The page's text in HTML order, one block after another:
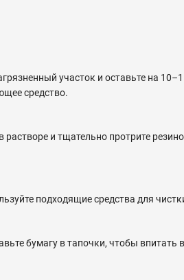
участок и оставьте на
средство.
и тщательно протрите
подходящие средства для
бумагу в тапочки, чтобы впитать